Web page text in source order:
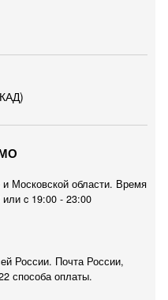
Московской области. Время
c 19:00 - 23:00
России. Почта России,
способа оплаты.